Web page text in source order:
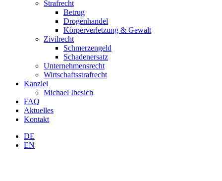
Strafrecht
Betrug
Drogenhandel
Körperverletzung & Gewalt
Zivilrecht
Schmerzengeld
Schadenersatz
Unternehmensrecht
Wirtschaftsstrafrecht
Kanzlei
Michael Ibesich
FAQ
Aktuelles
Kontakt
DE
EN